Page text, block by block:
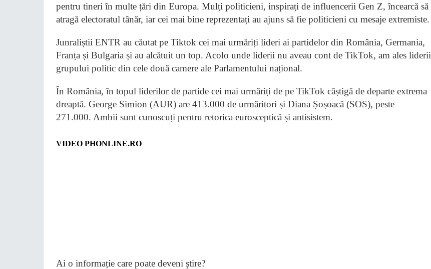
pentru tineri în multe țări din Europa. Mulți politicieni, inspirați de influencerii Gen Z, încearcă să
atragă electoratul tânăr, iar cei mai bine reprezentați au ajuns să fie politicieni cu mesaje extremiste.
Junraliștii ENTR au căutat pe Tiktok cei mai urmăriți lideri ai partidelor din România, Germania,
Franța și Bulgaria și au alcătuit un top. Acolo unde liderii nu aveau cont de TikTok, am ales liderii
grupului politic din cele două camere ale Parlamentului național.
În România, în topul liderilor de partide cei mai urmăriți de pe TikTok câștigă de departe extrema
dreaptă. George Simion (AUR) are 413.000 de urmăritori și Diana Șoșoacă (SOS), peste
271.000. Ambii sunt cunoscuți pentru retorica eurosceptică și antisistem.
VIDEO PHONLINE.RO
Ai o informație care poate deveni ştire?